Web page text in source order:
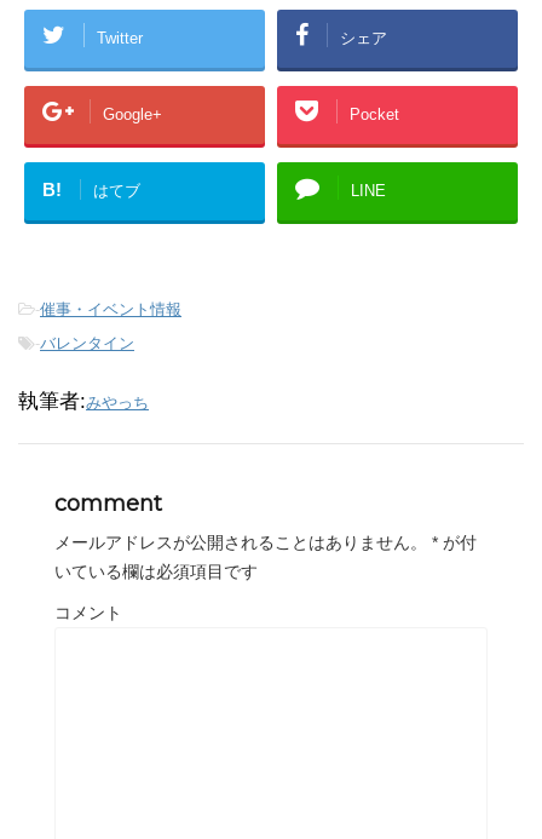
Twitter シェア
Google+ Pocket
B! はてブ LINE
-催事・イベント情報
-バレンタイン
執筆者:みやっち
comment
メールアドレスが公開されることはありません。 * が付
いている欄は必須項目です
コメント